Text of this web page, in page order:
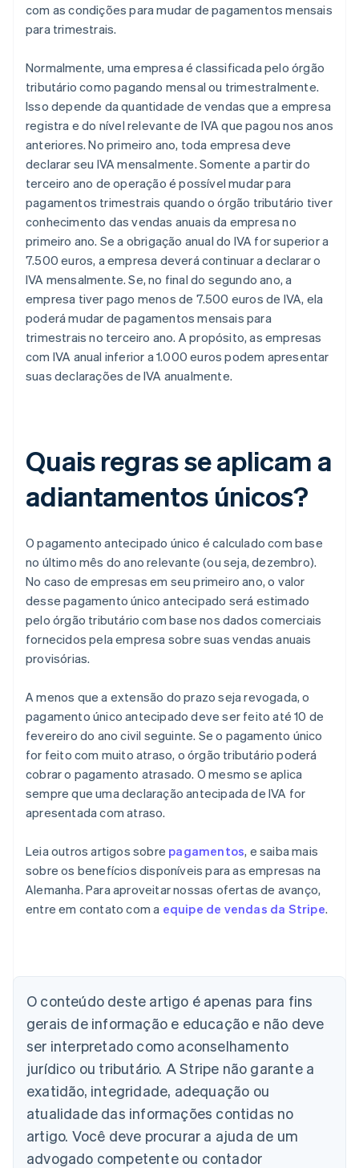
com as condições para mudar de pagamentos mensais
para trimestrais.
Normalmente, uma empresa é classificada pelo órgão
tributário como pagando mensal ou trimestralmente.
Isso depende da quantidade de vendas que a empresa
registra e do nível relevante de IVA que pagou nos anos
anteriores. No primeiro ano, toda empresa deve
declarar seu IVA mensalmente. Somente a partir do
terceiro ano de operação é possível mudar para
pagamentos trimestrais quando o órgão tributário tiver
conhecimento das vendas anuais da empresa no
primeiro ano. Se a obrigação anual do IVA for superior a
7.500 euros, a empresa deverá continuar a declarar o
IVA mensalmente. Se, no final do segundo ano, a
empresa tiver pago menos de 7.500 euros de IVA, ela
poderá mudar de pagamentos mensais para
trimestrais no terceiro ano. A propósito, as empresas
com IVA anual inferior a 1.000 euros podem apresentar
suas declarações de IVA anualmente.
Quais regras se aplicam a
adiantamentos únicos?
O pagamento antecipado único é calculado com base
no último mês do ano relevante (ou seja, dezembro).
No caso de empresas em seu primeiro ano, o valor
desse pagamento único antecipado será estimado
pelo órgão tributário com base nos dados comerciais
fornecidos pela empresa sobre suas vendas anuais
provisórias.
A menos que a extensão do prazo seja revogada, o
pagamento único antecipado deve ser feito até 10 de
fevereiro do ano civil seguinte. Se o pagamento único
for feito com muito atraso, o órgão tributário poderá
cobrar o pagamento atrasado. O mesmo se aplica
sempre que uma declaração antecipada de IVA for
apresentada com atraso.
Leia outros artigos sobre pagamentos, e saiba mais
sobre os benefícios disponíveis para as empresas na
Alemanha. Para aproveitar nossas ofertas de avanço,
entre em contato com a equipe de vendas da Stripe.
O conteúdo deste artigo é apenas para fins
gerais de informação e educação e não deve
ser interpretado como aconselhamento
jurídico ou tributário. A Stripe não garante a
exatidão, integridade, adequação ou
atualidade das informações contidas no
artigo. Você deve procurar a ajuda de um
advogado competente ou contador
Austrália
English
Áustria
DeutschEnglish
Bélgica
Brasil
PortuguêsEnglish
Bulgária
Canadá
EnglishFrançais